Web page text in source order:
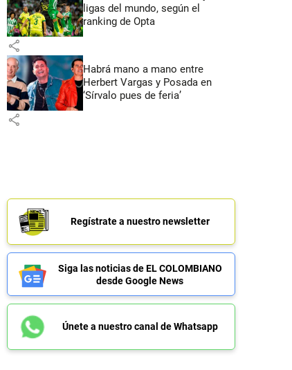
ligas del mundo, según el
ranking de Opta
share
Habrá mano a mano entre
Herbert Vargas y Posada en
‘Sírvalo pues de feria’
share
Regístrate a nuestro newsletter
Siga las noticias de EL COLOMBIANO
desde Google News
Únete a nuestro canal de Whatsapp